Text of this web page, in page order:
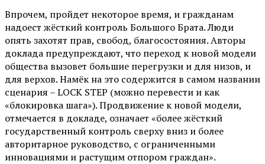
Впрочем, пройдет некоторое время, и гражданам
надоест жёсткий контроль Большого Брата. Люди
опять захотят прав, свобод, благосостояния. Авторы
доклада предупреждают, что переход к новой модели
общества вызовет большие перегрузки и для низов, и
для верхов. Намёк на это содержится в самом названии
сценария – LOCK STEP (можно перевести и как
«блокировка шага»). Продвижение к новой модели,
отмечается в докладе, означает «более жёсткий
государственный контроль сверху вниз и более
авторитарное руководство, с ограниченными
инновациями и растущим отпором граждан».